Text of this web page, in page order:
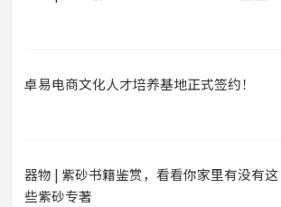
卓易电商文化人才培养基地正式签约！
器物 | 紫砂书籍鉴赏，看看你家里有没有这
些紫砂专著